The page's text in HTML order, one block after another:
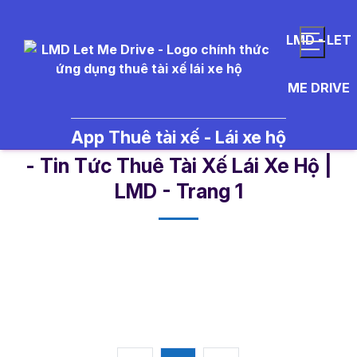
LMD - LET
ME DRIVE
App Thuê tài xế - Lái xe hộ
- Tin Tức Thuê Tài Xế Lái Xe Hộ |
LMD - Trang 1​